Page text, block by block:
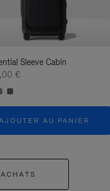
Sleeve Cabin
€
AU PANIER